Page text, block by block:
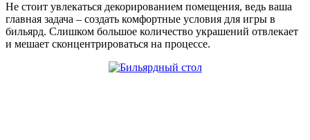
Не стоит увлекаться декорированием помещения, ведь ваша
главная задача – создать комфортные условия для игры в
бильярд. Слишком большое количество украшений отвлекает
и мешает сконцентрироваться на процессе.